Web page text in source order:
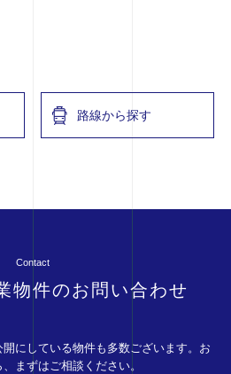
路線から探す
Contact
物件のお問い合わせ
にしている物件も多数ございます。お
まずはご相談ください。